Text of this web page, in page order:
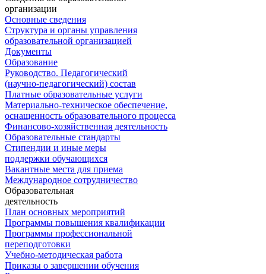
организации
Основные сведения
Структура и органы управления
образовательной организацией
Документы
Образование
Руководство. Педагогический
(научно-педагогический) состав
Платные образовательные услуги
Материально-техническое обеспечение,
оснащенность образовательного процесса
Финансово-хозяйственная деятельность
Образовательные стандарты
Стипендии и иные меры
поддержки обучающихся
Вакантные места для приема
Международное сотрудничество
Образовательная
деятельность
План основных мероприятий
Программы повышения квалификации
Программы профессиональной
переподготовки
Учебно-методическая работа
Приказы о завершении обучения